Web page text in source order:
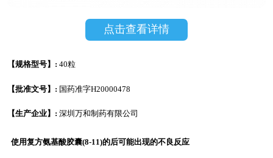
点击查看详情
【规格型号】: 40粒
【批准文号】: 国药准字H20000478
【生产企业】: 深圳万和制药有限公司
使用复方氨基酸胶囊(8-11)的后可能出现的不良反应